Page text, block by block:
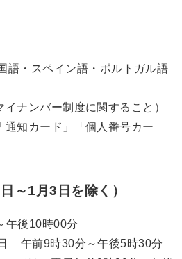
・スペイン語・ポルトガル語
ナンバー制度に関すること）
知カード」「個人番号カー
～1月3日を除く）
後10時00分
午前9時30分～午後5時30分